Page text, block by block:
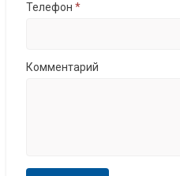
Телефон *
Комментарий